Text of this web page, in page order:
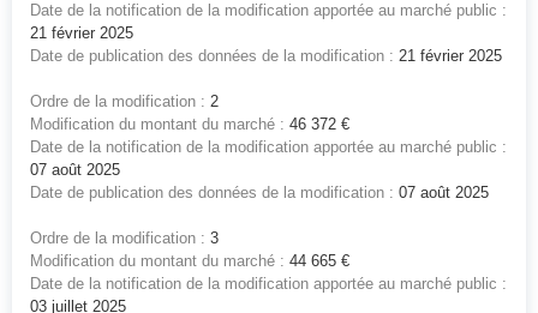
Date de la notification de la modification apportée au marché public :
21 février 2025
Date de publication des données de la modification : 21 février 2025
Ordre de la modification : 2
Modification du montant du marché : 46 372 €
Date de la notification de la modification apportée au marché public :
07 août 2025
Date de publication des données de la modification : 07 août 2025
Ordre de la modification : 3
Modification du montant du marché : 44 665 €
Date de la notification de la modification apportée au marché public :
03 juillet 2025